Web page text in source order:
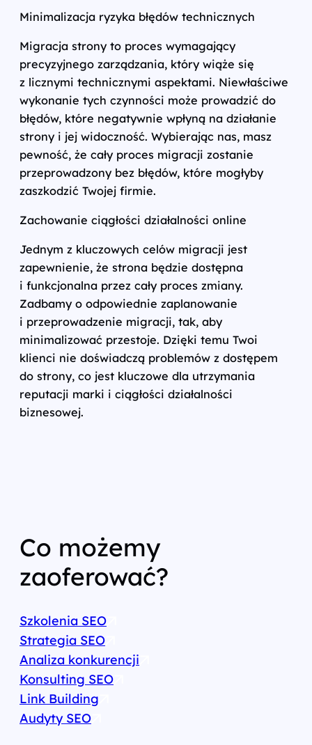
Minimalizacja ryzyka błędów technicznych
Migracja strony to proces wymagający
precyzyjnego zarządzania, który wiąże się
z licznymi technicznymi aspektami. Niewłaściwe
wykonanie tych czynności może prowadzić do
błędów, które negatywnie wpłyną na działanie
strony i jej widoczność. Wybierając nas, masz
pewność, że cały proces migracji zostanie
przeprowadzony bez błędów, które mogłyby
zaszkodzić Twojej firmie.
Zachowanie ciągłości działalności online
Jednym z kluczowych celów migracji jest
zapewnienie, że strona będzie dostępna
i funkcjonalna przez cały proces zmiany.
Zadbamy o odpowiednie zaplanowanie
i przeprowadzenie migracji, tak, aby
minimalizować przestoje. Dzięki temu Twoi
klienci nie doświadczą problemów z dostępem
do strony, co jest kluczowe dla utrzymania
reputacji marki i ciągłości działalności
biznesowej.
Co możemy
zaoferować?
Szkolenia SEO
Strategia SEO
Analiza konkurencji
Konsulting SEO
Link Building
Audyty SEO